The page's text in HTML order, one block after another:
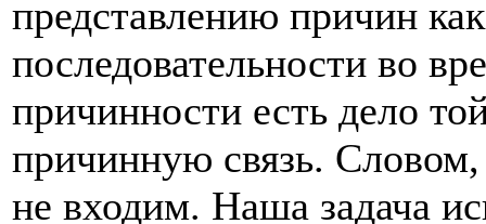
представлению причин
последовательности во
причинности есть дело
причинную связь.
не входим. Наша задача